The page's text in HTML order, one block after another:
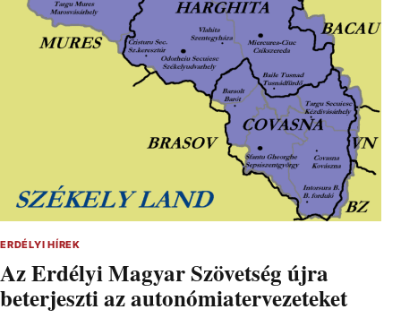
ERDÉLYI HÍREK
Az Erdélyi Magyar Szövetség újra
beterjeszti az autonómiatervezeteket